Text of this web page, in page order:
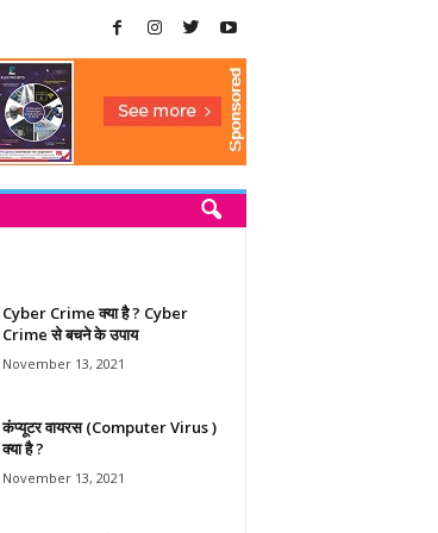
Cyber Crime क्या है ? Cyber
Crime से बचने के उपाय
November 13, 2021
कंप्यूटर वायरस (Computer Virus )
क्या है ?
November 13, 2021